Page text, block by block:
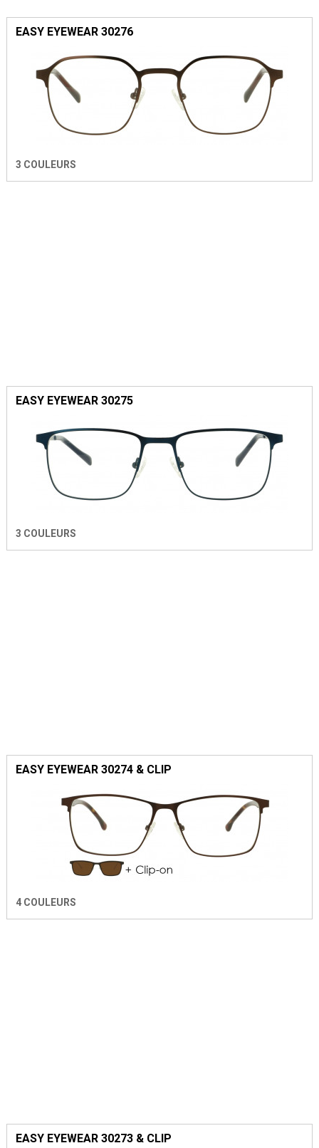
EASY EYEWEAR 30276
3 COULEURS
EASY EYEWEAR 30275
3 COULEURS
EASY EYEWEAR 30274 & CLIP
4 COULEURS
EASY EYEWEAR 30273 & CLIP